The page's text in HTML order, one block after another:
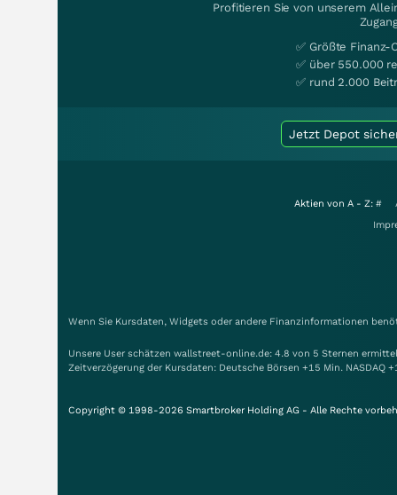
Profitieren Sie von unserem
✅ Größte
✅ über 550.000
✅ rund 2.000
Jetzt Depot
Aktien von A - Z: #
Wenn Sie Kursdaten, Widgets oder andere Finanzinformationen
Unsere User schätzen wallstreet-online.de: 4.8 von 5 Sternen
Zeitverzögerung der Kursdaten: Deutsche Börsen +15 Min. NASDAQ
Copyright © 1998-2026 Smartbroker Holding AG - Alle Rechte